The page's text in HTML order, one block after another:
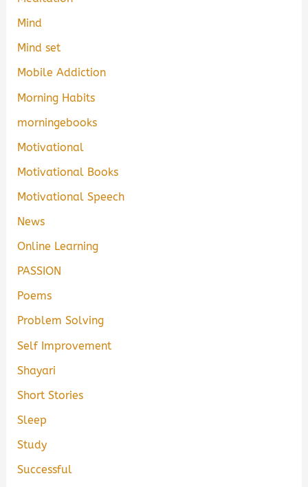
Mind
Mind set
Mobile Addiction
Morning Habits
morningebooks
Motivational
Motivational Books
Motivational Speech
News
Online Learning
PASSION
Poems
Problem Solving
Self Improvement
Shayari
Short Stories
Sleep
Study
Successful